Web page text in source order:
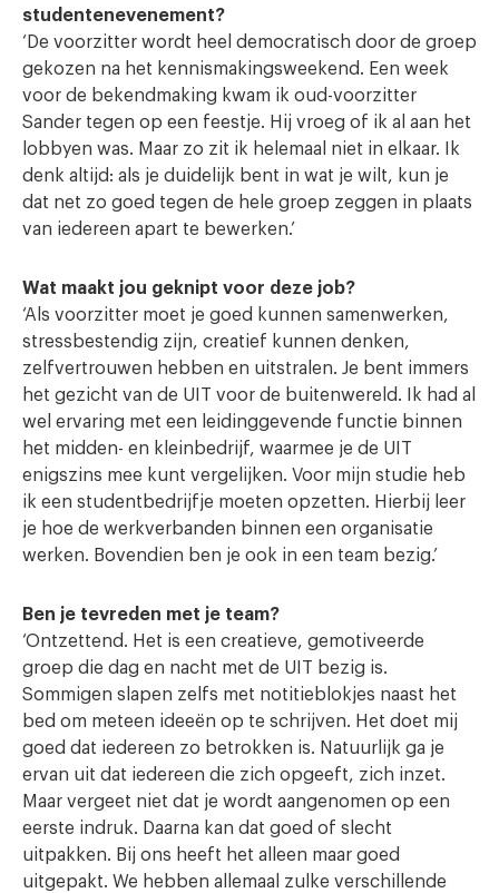
studentenevenement?
‘De voorzitter wordt heel democratisch door de groep
gekozen na het kennismakingsweekend. Een week
voor de bekendmaking kwam ik oud-voorzitter
Sander tegen op een feestje. Hij vroeg of ik al aan het
lobbyen was. Maar zo zit ik helemaal niet in elkaar. Ik
denk altijd: als je duidelijk bent in wat je wilt, kun je
dat net zo goed tegen de hele groep zeggen in plaats
van iedereen apart te bewerken.’
Wat maakt jou geknipt voor deze job?
‘Als voorzitter moet je goed kunnen samenwerken,
stressbestendig zijn, creatief kunnen denken,
zelfvertrouwen hebben en uitstralen. Je bent immers
het gezicht van de UIT voor de buitenwereld. Ik had al
wel ervaring met een leidinggevende functie binnen
het midden- en kleinbedrijf, waarmee je de UIT
enigszins mee kunt vergelijken. Voor mijn studie heb
ik een studentbedrijfje moeten opzetten. Hierbij leer
je hoe de werkverbanden binnen een organisatie
werken. Bovendien ben je ook in een team bezig.’
Ben je tevreden met je team?
‘Ontzettend. Het is een creatieve, gemotiveerde
groep die dag en nacht met de UIT bezig is.
Sommigen slapen zelfs met notitieblokjes naast het
bed om meteen ideeën op te schrijven. Het doet mij
goed dat iedereen zo betrokken is. Natuurlijk ga je
ervan uit dat iedereen die zich opgeeft, zich inzet.
Maar vergeet niet dat je wordt aangenomen op een
eerste indruk. Daarna kan dat goed of slecht
uitpakken. Bij ons heeft het alleen maar goed
uitgepakt. We hebben allemaal zulke verschillende